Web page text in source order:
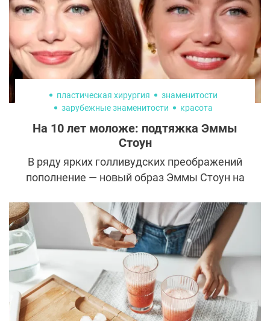
пластическая хирургия
знаменитости
зарубежные знаменитости
красота
На 10 лет моложе: подтяжка Эммы
Стоун
В ряду ярких голливудских преображений
пополнение — новый образ Эммы Стоун на
Звезде всего 36 лет и она никогда не
страдала ни от лишнего веса, ни от
вредных привычек. Но актриса давно не
выглядела такой свежей и сияющей и при
этом очень естественной. В интернете
гадают, что же Стоун сделала с собой:
операции, грамотные косметологические
процедуры или просто хорошо отдохнула.